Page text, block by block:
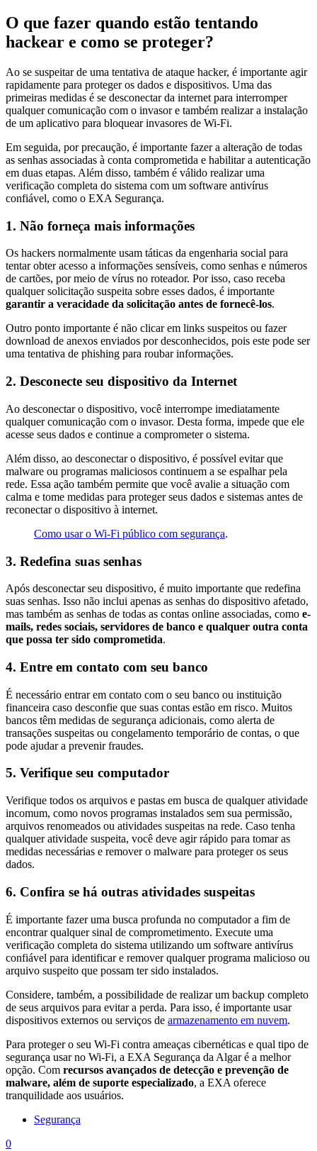
O que fazer quando estão tentando
hackear e como se proteger?
Ao se suspeitar de uma tentativa de ataque hacker, é importante agir
rapidamente para proteger os dados e dispositivos. Uma das
primeiras medidas é se desconectar da internet para interromper
qualquer comunicação com o invasor e também realizar a instalação
de um aplicativo para bloquear invasores de Wi-Fi.
Em seguida, por precaução, é importante fazer a alteração de todas
as senhas associadas à conta comprometida e habilitar a autenticação
em duas etapas. Além disso, também é válido realizar uma
verificação completa do sistema com um software antivírus
confiável, como o EXA Segurança.
1. Não forneça mais informações
Os hackers normalmente usam táticas da engenharia social para
tentar obter acesso a informações sensíveis, como senhas e números
de cartões, por meio de vírus no roteador. Por isso, caso receba
qualquer solicitação suspeita sobre esses dados, é importante
garantir a veracidade da solicitação antes de fornecê-los.
Outro ponto importante é não clicar em links suspeitos ou fazer
download de anexos enviados por desconhecidos, pois este pode ser
uma tentativa de phishing para roubar informações.
2. Desconecte seu dispositivo da Internet
Ao desconectar o dispositivo, você interrompe imediatamente
qualquer comunicação com o invasor. Desta forma, impede que ele
acesse seus dados e continue a comprometer o sistema.
Além disso, ao desconectar o dispositivo, é possível evitar que
malware ou programas maliciosos continuem a se espalhar pela
rede. Essa ação também permite que você avalie a situação com
calma e tome medidas para proteger seus dados e sistemas antes de
reconectar o dispositivo à internet.
Como usar o Wi-Fi público com segurança.
3. Redefina suas senhas
Após desconectar seu dispositivo, é muito importante que redefina
suas senhas. Isso não inclui apenas as senhas do dispositivo afetado,
mas também as senhas de todas as contas online associadas, como e-
mails, redes sociais, servidores de banco e qualquer outra conta
que possa ter sido comprometida.
4. Entre em contato com seu banco
É necessário entrar em contato com o seu banco ou instituição
financeira caso desconfie que suas contas estão em risco. Muitos
bancos têm medidas de segurança adicionais, como alerta de
transações suspeitas ou congelamento temporário de contas, o que
pode ajudar a prevenir fraudes.
5. Verifique seu computador
Verifique todos os arquivos e pastas em busca de qualquer atividade
incomum, como novos programas instalados sem sua permissão,
arquivos renomeados ou atividades suspeitas na rede. Caso tenha
qualquer atividade suspeita, você deve agir rápido para tomar as
medidas necessárias e remover o malware para proteger os seus
dados.
6. Confira se há outras atividades suspeitas
É importante fazer uma busca profunda no computador a fim de
encontrar qualquer sinal de comprometimento. Execute uma
verificação completa do sistema utilizando um software antivírus
confiável para identificar e remover qualquer programa malicioso ou
arquivo suspeito que possam ter sido instalados.
Considere, também, a possibilidade de realizar um backup completo
de seus arquivos para evitar a perda. Para isso, é importante usar
dispositivos externos ou serviços de armazenamento em nuvem.
Para proteger o seu Wi-Fi contra ameaças cibernéticas e qual tipo de
segurança usar no Wi-Fi, a EXA Segurança da Algar é a melhor
opção. Com recursos avançados de detecção e prevenção de
malware, além de suporte especializado, a EXA oferece
tranquilidade aos usuários.
Segurança
0